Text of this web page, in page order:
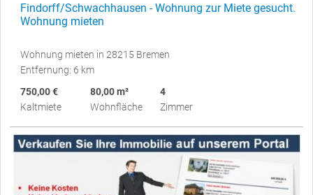
Findorff/Schwachhausen - Wohnung zur Miete gesucht.
Wohnung mieten
Wohnung mieten in 28215 Bremen
Entfernung: 6 km
750,00 €
Kaltmiete
80,00 m²
Wohnfläche
4
Zimmer